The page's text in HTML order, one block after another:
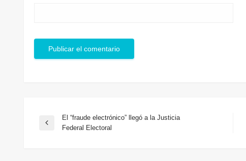
Navegación
Entrada
El “fraude electrónico” llegó a la Justicia
Federal Electoral